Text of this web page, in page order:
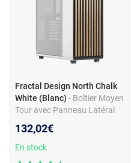
Fractal Design North Chalk
White (Blanc) - Boîtier Moyen
Tour avec Panneau Latéral
132,02€
En stock